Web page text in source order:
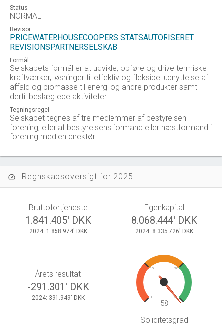
Status
NORMAL
Revisor
PRICEWATERHOUSECOOPERS STATSAUTORISERET
REVISIONSPARTNERSELSKAB
Formål
Selskabets formål er at udvikle, opføre og drive termiske
kraftværker, løsninger til effektiv og fleksibel udnyttelse af
affald og biomasse til energi og andre produkter samt
dertil beslægtede aktiviteter.
Tegningsregel
Selskabet tegnes af tre medlemmer af bestyrelsen i
forening, eller af bestyrelsens formand eller næstformand i
forening med en direktør.
speed Regnskabsoversigt for 2025
Bruttofortjeneste
1.841.405' DKK
2024: 1.858.974' DKK
Egenkapital
8.068.444' DKK
2024: 8.335.726' DKK
Årets resultat
-291.301' DKK
2024: 391.949' DKK 0
10 20
30
58
Soliditetsgrad